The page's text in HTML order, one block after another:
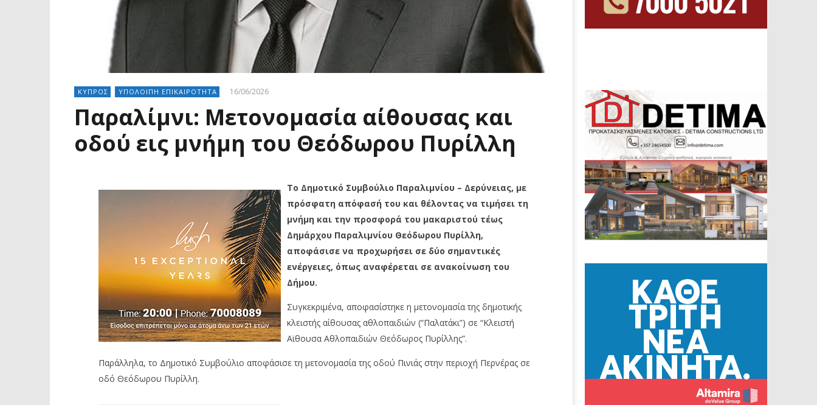
ΚΥΠΡΟΣ ΥΠΟΛΟΙΠΗ ΕΠΙΚΑΙΡΟΤΗΤΑ 16/06/2026
Παραλίμνι: Μετονομασία αίθουσας και
οδού εις μνήμη του Θεόδωρου Πυρίλλη
Το Δημοτικό Συμβούλιο Παραλιμνίου – Δερύνειας, με
πρόσφατη απόφασή του και θέλοντας να τιμήσει τη
μνήμη και την προσφορά του μακαριστού τέως
Δημάρχου Παραλιμνίου Θεόδωρου Πυρίλλη,
αποφάσισε να προχωρήσει σε δύο σημαντικές
ενέργειες, όπως αναφέρεται σε ανακοίνωση του
Δήμου.
Συγκεκριμένα, αποφασίστηκε η μετονομασία της δημοτικής
κλειστής αίθουσας αθλοπαιδιών (“Παλατάκι”) σε “Κλειστή
Αϊθουσα Αθλοπαιδιών Θεόδωρος Πυρίλλης”.
Παράλληλα, το Δημοτικό Συμβούλιο αποφάσισε τη μετονομασία της οδού Πινιάς στην περιοχή Περνέρας σε
οδό Θεόδωρου Πυρίλλη.